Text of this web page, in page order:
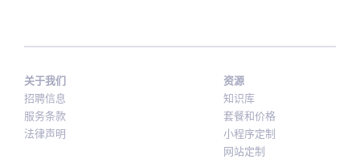
关于我们
招聘信息
服务条款
法律声明
资源
知识库
套餐和价格
小程序定制
网站定制